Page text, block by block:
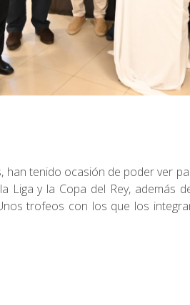
han tenido ocasión de poder ver
Liga y la Copa del Rey, además
trofeos con los que los